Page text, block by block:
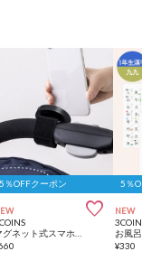
5％OFFクーポン

5％
NEW
¥330